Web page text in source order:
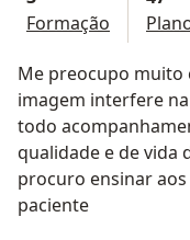
Formação
Me preocupo muito
imagem interfere
todo
qualidade e de vida
procuro ensinar
paciente